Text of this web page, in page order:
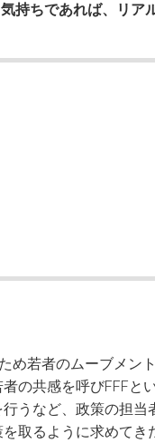
持ちであれば、リア
め若者のムーブメン
の共感を呼びFFFと
うなど、政策の担当
取るように求めてき